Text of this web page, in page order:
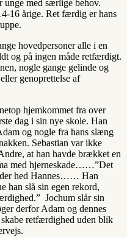
unge med særlige behov.
16 årige. Ret færdig er hans
hovedpersoner alle i en
og på ingen måde retfærdigt.
nogle gange gelinde og
genoprettelse af
hjemkommet fra over
dag i sin nye skole. Han
og nogle fra hans slæng
Sebastian var ikke
at han havde brækket en
med hjerneskade……”Det
der hed Hannes…… Han
han slå sin egen rekord,
Jochum slår sin
derfor Adam og dennes
retfærdighed uden blik